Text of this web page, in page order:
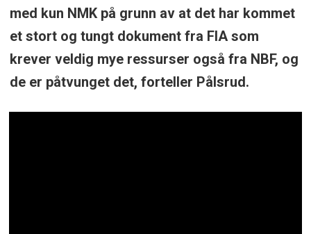
med kun NMK på grunn av at det har kommet
et stort og tungt dokument fra FIA som
krever veldig mye ressurser også fra NBF, og
de er påtvunget det, forteller Pålsrud.